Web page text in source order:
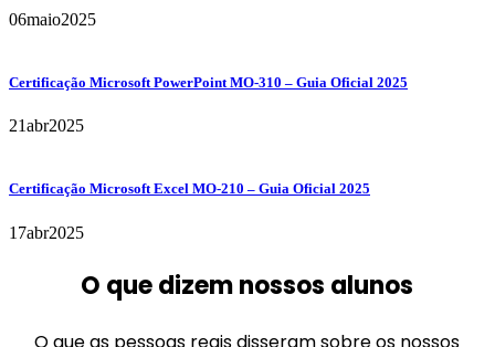
06maio2025
Certificação Microsoft PowerPoint MO-310 – Guia Oficial 2025
21abr2025
Certificação Microsoft Excel MO-210 – Guia Oficial 2025
17abr2025
O que dizem nossos alunos
O que as pessoas reais disseram sobre os nossos